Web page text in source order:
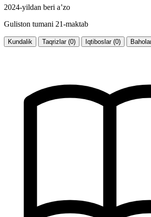
2024-yildan beri a’zo
Guliston tumani 21-maktab
Kundalik Taqrizlar (0) Iqtiboslar (0)